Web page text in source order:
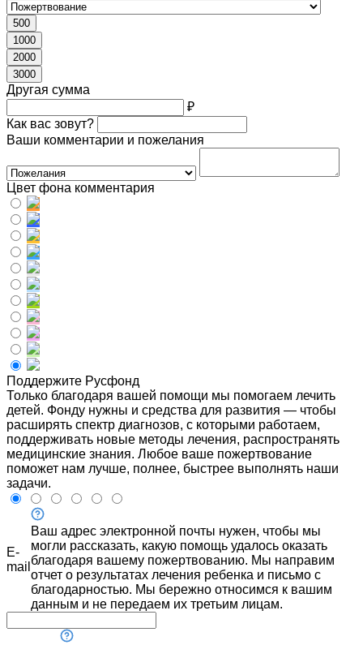
500
1000
2000
3000
Другая сумма
₽
Как вас зовут?
Ваши комментарии и пожелания
Цвет фона комментария
Поддержите Русфонд
Только благодаря вашей помощи мы помогаем лечить
детей. Фонду нужны и средства для развития — чтобы
расширять спектр диагнозов, с которыми работаем,
поддерживать новые методы лечения, распространять
медицинские знания. Любое ваше пожертвование
поможет нам лучше, полнее, быстрее выполнять наши
задачи.
E-
mail
Ваш адрес электронной почты нужен, чтобы мы
могли рассказать, какую помощь удалось оказать
благодаря вашему пожертвованию. Мы направим
отчет о результатах лечения ребенка и письмо с
благодарностью. Мы бережно относимся к вашим
данным и не передаем их третьим лицам.